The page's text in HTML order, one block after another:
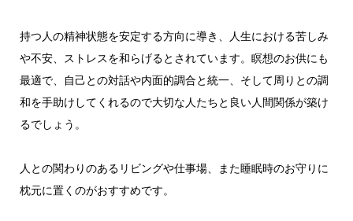
持つ人の精神状態を安定する方向に導き、人生における苦しみ
や不安、ストレスを和らげるとされています。瞑想のお供にも
最適で、自己との対話や内面的調合と統一、そして周りとの調
和を手助けしてくれるので大切な人たちと良い人間関係が築け
るでしょう。
人との関わりのあるリビングや仕事場、また睡眠時のお守りに
枕元に置くのがおすすめです。